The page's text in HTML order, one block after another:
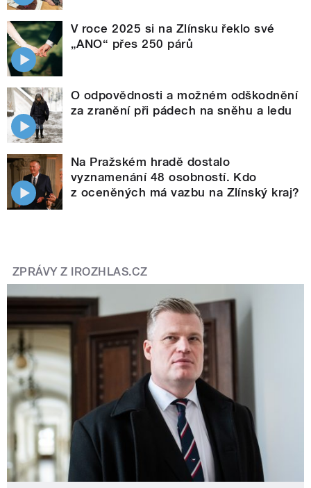
V roce 2025 si na Zlínsku řeklo své
„ANO“ přes 250 párů
O odpovědnosti a možném odškodnění
za zranění při pádech na sněhu a ledu
Na Pražském hradě dostalo
vyznamenání 48 osobností. Kdo
z oceněných má vazbu na Zlínský kraj?
ZPRÁVY Z IROZHLAS.CZ